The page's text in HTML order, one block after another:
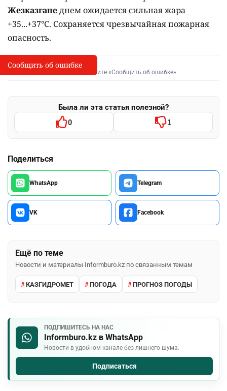
Жезказганеднем ожидается сильная жара
+35...+37°C. Сохраняется чрезвычайная пожарная
опасность.
I
Сообщить об опечатке
Выделите фрагмент и нажмите «Сообщить об ошибке»
Была ли эта статья полезной?
0 1
Поделиться
WhatsApp Telegram
VK Facebook
Ещё по теме
Новости и материалы Informburo.kz по связанным темам
КАЗГИДРОМЕТ ПОГОДА ПРОГНОЗ ПОГОДЫ
ПОДПИШИТЕСЬ НА НАС
Informburo.kz в WhatsApp
Новости в удобном канале без лишнего шума.
Подписаться
Сообщить об ошибке